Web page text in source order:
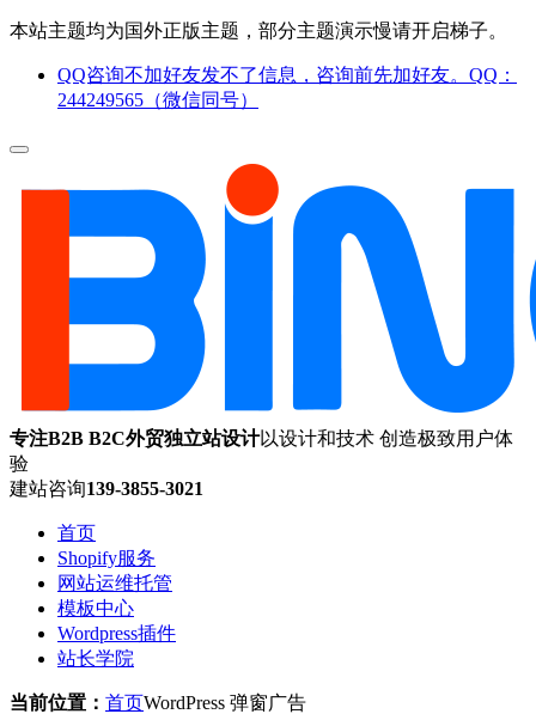
本站主题均为国外正版主题，部分主题演示慢请开启梯子。
QQ咨询不加好友发不了信息，咨询前先加好友。QQ：
244249565（微信同号）
专注B2B B2C外贸独立站设计以设计和技术 创造极致用户体
验
建站咨询139-3855-3021
首页
Shopify服务
网站运维托管
模板中心
Wordpress插件
站长学院
当前位置： 首页WordPress 弹窗广告